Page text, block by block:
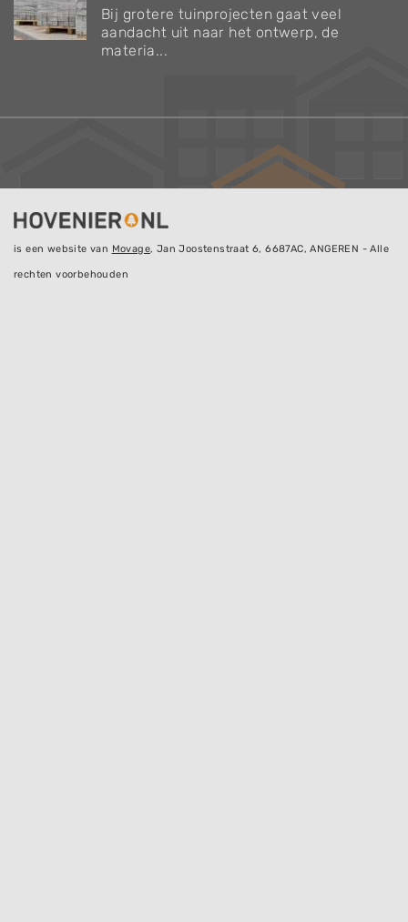
Bij grotere tuinprojecten gaat veel
aandacht uit naar het ontwerp, de
materia...
is een website van Movage, Jan Joostenstraat 6, 6687AC, ANGEREN - Alle
rechten voorbehouden